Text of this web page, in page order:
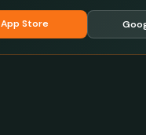
App Store